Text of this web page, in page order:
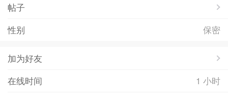
帖子
性别
保密
加为好友
在线时间
1 小时